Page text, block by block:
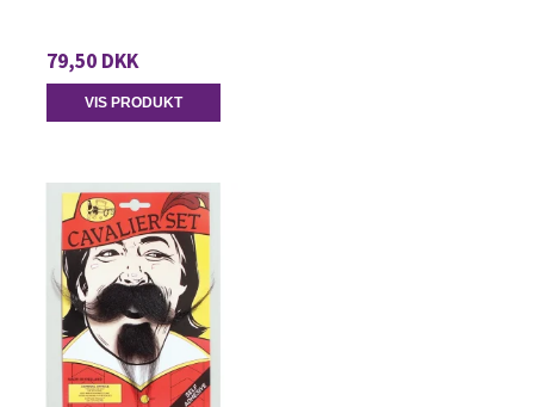
79,50 DKK
VIS PRODUKT